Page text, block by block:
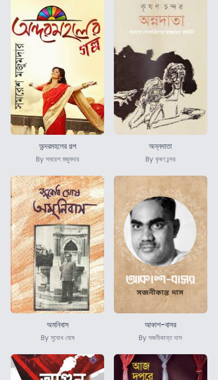
অন্দরমহলের গল্প
By সমরেশ মজুমদার
অন্নদাতা
By কৃষণ চন্দর
অমনিবাস
By সুবোধ ঘোষ
আকাশ-বাসর
By সজনীকান্ত দাস